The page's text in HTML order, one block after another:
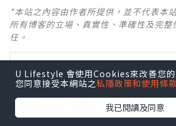
*本站之內容由作者所提供，並不代表本
所有博客的立場、真實性、準確性及完
任。
出Post賺現金獎賞 l登記《社群創作
【 睇Post + 參加品牌活動 】
瀏覽更多社群打卡丶旅遊丶美食丶
U Lifestyle 會使用Cookies來改善您的
您同意接受本網站之私隱政策和使用條
我已閱讀及同意